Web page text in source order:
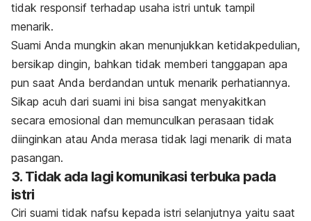
tidak responsif terhadap usaha istri untuk tampil
menarik.
Suami Anda mungkin akan menunjukkan ketidakpedulian,
bersikap dingin, bahkan tidak memberi tanggapan apa
pun saat Anda berdandan untuk menarik perhatiannya.
Sikap acuh dari suami ini bisa sangat menyakitkan
secara emosional dan memunculkan perasaan tidak
diinginkan atau Anda merasa tidak lagi menarik di mata
pasangan.
3. Tidak ada lagi komunikasi terbuka pada
istri
Ciri suami tidak nafsu kepada istri selanjutnya yaitu saat